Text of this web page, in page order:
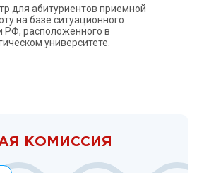
для абитуриентов приемной
на базе ситуационного
РФ, расположенного в
университете.
КОМИССИЯ